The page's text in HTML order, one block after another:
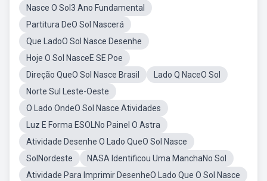
Nasce O Sol3 Ano Fundamental
Partitura DeO Sol Nascerá
Que LadoO Sol Nasce Desenhe
Hoje O Sol NasceE SE Poe
Direção QueO Sol Nasce Brasil
Lado Q NaceO Sol
Norte Sul Leste-Oeste
O Lado OndeO Sol Nasce Atividades
Luz E Forma ESOLNo Painel O Astra
Atividade Desenhe O Lado QueO Sol Nasce
SolNordeste
NASA Identificou Uma ManchaNo Sol
Atividade Para Imprimir DesenheO Lado Que O Sol Nasce